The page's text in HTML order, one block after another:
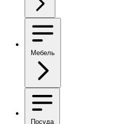
Мебель
Посуда